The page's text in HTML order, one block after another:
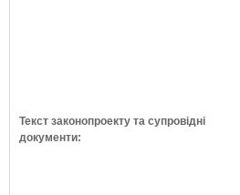
Текст законопроекту та супровідні
документи: